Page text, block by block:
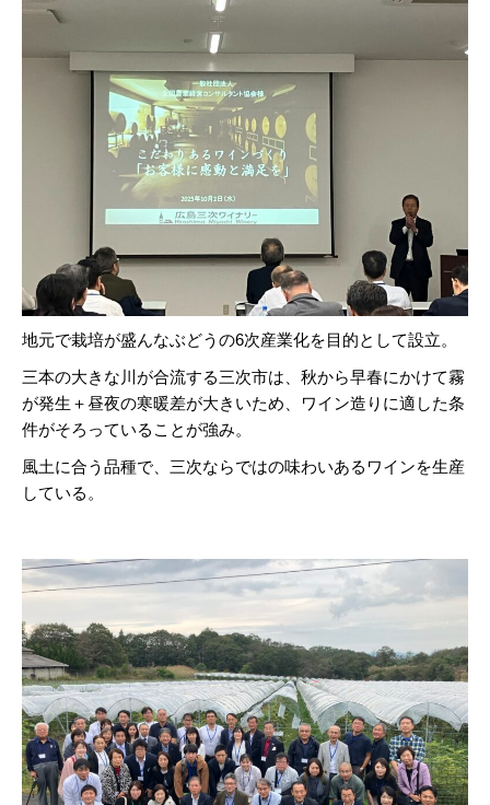
地元で栽培が盛んなぶどうの6次産業化を目的として設立。
三本の大きな川が合流する三次市は、秋から早春にかけて霧
が発生＋昼夜の寒暖差が大きいため、ワイン造りに適した条
件がそろっていることが強み。
風土に合う品種で、三次ならではの味わいあるワインを生産
している。